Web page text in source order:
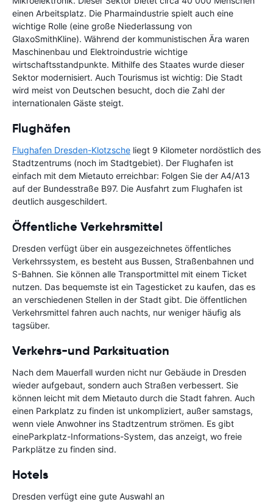
einen Arbeitsplatz. Die Pharmaindustrie spielt auch eine
wichtige Rolle (eine große Niederlassung von
GlaxoSmithKline). Während der kommunistischen Ära waren
Maschinenbau und Elektroindustrie wichtige
wirtschaftsstandpunkte. Mithilfe des Staates wurde dieser
Sektor modernisiert. Auch Tourismus ist wichtig: Die Stadt
wird meist von Deutschen besucht, doch die Zahl der
internationalen Gäste steigt.
Flughäfen
Flughafen Dresden-Klotzsche liegt 9 Kilometer nordöstlich des
Stadtzentrums (noch im Stadtgebiet). Der Flughafen ist
einfach mit dem Mietauto erreichbar: Folgen Sie der A4/A13
auf der Bundesstraße B97. Die Ausfahrt zum Flughafen ist
deutlich ausgeschildert.
Öffentliche Verkehrsmittel
Dresden verfügt über ein ausgezeichnetes öffentliches
Verkehrssystem, es besteht aus Bussen, Straßenbahnen und
S-Bahnen. Sie können alle Transportmittel mit einem Ticket
nutzen. Das bequemste ist ein Tagesticket zu kaufen, das es
an verschiedenen Stellen in der Stadt gibt. Die öffentlichen
Verkehrsmittel fahren auch nachts, nur weniger häufig als
tagsüber.
Verkehrs-und Parksituation
Nach dem Mauerfall wurden nicht nur Gebäude in Dresden
wieder aufgebaut, sondern auch Straßen verbessert. Sie
können leicht mit dem Mietauto durch die Stadt fahren. Auch
einen Parkplatz zu finden ist unkompliziert, außer samstags,
wenn viele Anwohner ins Stadtzentrum strömen. Es gibt
eineParkplatz-Informations-System, das anzeigt, wo freie
Parkplätze zu finden sind.
Hotels
Dresden verfügt eine gute Auswahl an